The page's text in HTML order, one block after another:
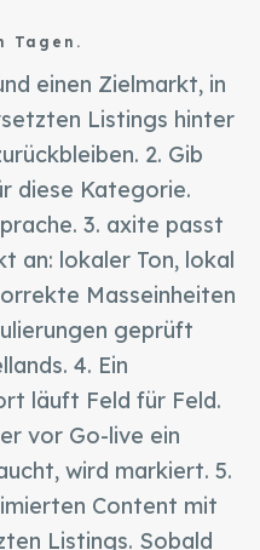
Mobilität
Luxury
axite
(CEO)
Tagen.
einen Zielmarkt, in
Listings hinter
2. Gib
diese Kategorie.
3. axite passt
an: lokaler Ton, lokal
Masseinheiten
geprüft
4. Ein
läuft Feld für Feld.
vor Go-live ein
wird markiert. 5.
Content mit
Listings. Sobald